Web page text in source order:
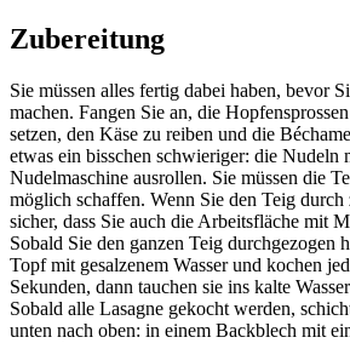
Zubereitung
Sie müssen alles fertig dabei haben, bevor
machen. Fangen Sie an, die
setzen, den Käse zu reiben und die
etwas ein bisschen schwieriger: die Nudeln
Nudelmaschine ausrollen. Sie müssen die
möglich schaffen. Wenn Sie den Teig durch
sicher, dass Sie auch die Arbeitsfläche mit
Sobald Sie den ganzen Teig durchgezogen
Topf mit gesalzenem Wasser und kochen
Sekunden, dann tauchen sie ins kalte
Sobald alle Lasagne gekocht werden,
unten nach oben: in einem Backblech mit